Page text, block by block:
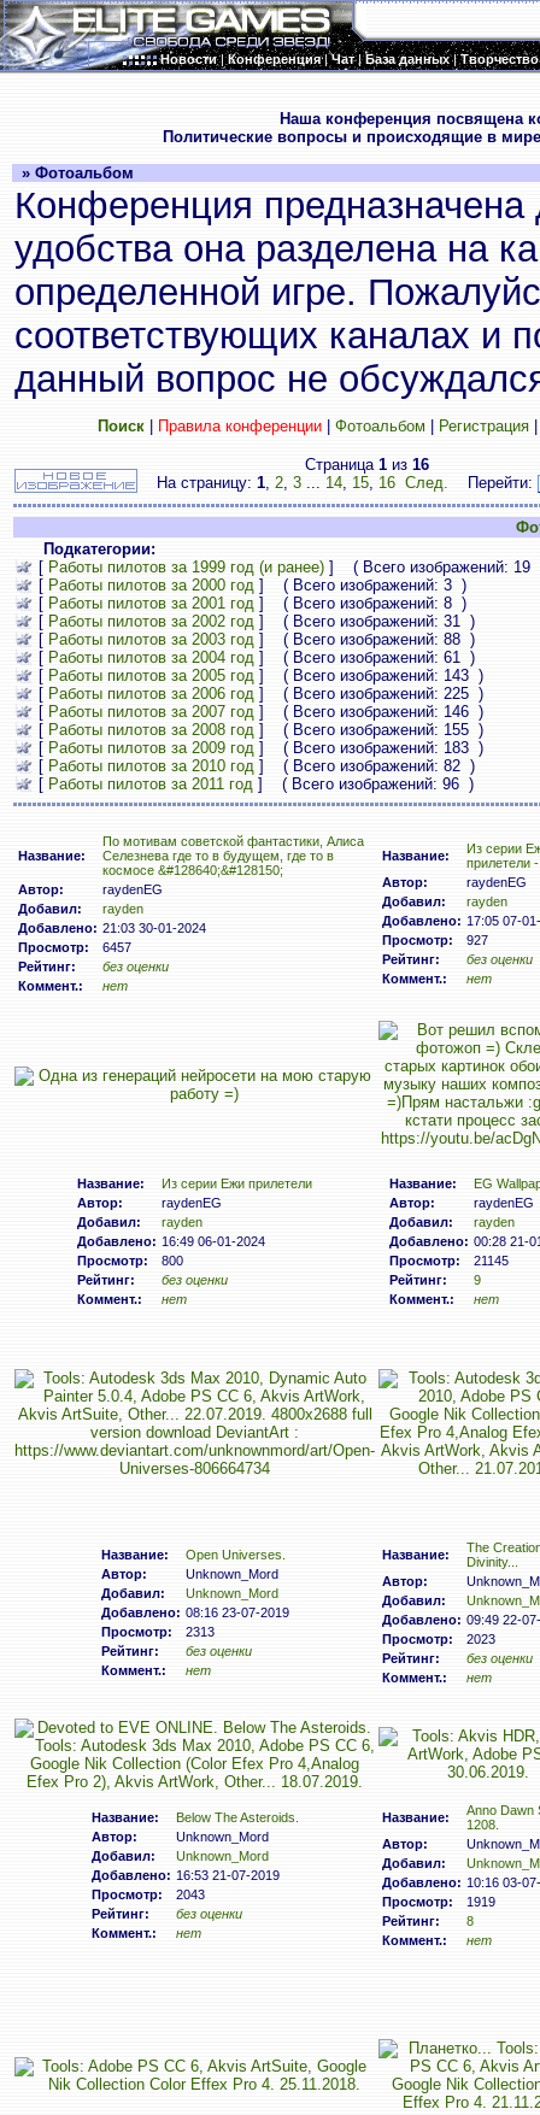
Новости|Конференция|Чат|База данных|Творчество
Наша конференция посвящена
Политические вопросы и происходящие в
» Фотоальбом
Конференция
удобства она разделена на
определенной игре.
соответствующих каналах и
данный вопрос не
Поиск| Правила конференции| Фотоальбом Регистрация
Страница 1 из 16
На страницу: 1, 2, 3... 14, 15, 16 След. Перейти:
Подкатегории:
[ Работы пилотов за 1999 год (и ранее) ] ( Всего изображений: 19
[ Работы пилотов за 2000 год ] ( Всего изображений: 3 )
[ Работы пилотов за 2001 год ] ( Всего изображений: 8 )
[ Работы пилотов за 2002 год ] ( Всего изображений: 31 )
[ Работы пилотов за 2003 год ] ( Всего изображений: 88 )
[ Работы пилотов за 2004 год ] ( Всего изображений: 61 )
[ Работы пилотов за 2005 год ] ( Всего изображений: 143 )
[ Работы пилотов за 2006 год ] ( Всего изображений: 225 )
[ Работы пилотов за 2007 год ] ( Всего изображений: 146 )
[ Работы пилотов за 2008 год ] ( Всего изображений: 155 )
[ Работы пилотов за 2009 год ] ( Всего изображений: 183 )
[ Работы пилотов за 2010 год ] ( Всего изображений: 82 )
[ Работы пилотов за 2011 год ] ( Всего изображений: 96 )
Название:
По мотивам советской фантастики, Алиса
Селезнева где то в будущем, где то в
космосе &#128640;&#128150;
Автор:
raydenEG
Добавил:
rayden
Добавлено: 21:03 30-01-2024
Просмотр:
6457
Рейтинг:
без оценки
Коммент.:
нет
Название:
Из серии
прилетели
Автор:
raydenEG
Добавил:
rayden
Добавлено: 17:05 07-
Просмотр:
927
Рейтинг:
без оценки
Коммент.:
нет
Название:
Из серии Ежи прилетели
Автор:
raydenEG
Добавил:
rayden
Добавлено: 16:49 06-01-2024
Просмотр:
800
Рейтинг:
без оценки
Коммент.:
нет
Название:
EG
Автор:
raydenEG
Добавил:
rayden
Добавлено: 00:28 21-
Просмотр:
21145
Рейтинг:
9
Коммент.:
нет
Название:
Open Universes.
Автор:
Unknown_Mord
Добавил:
Unknown_Mord
Добавлено: 08:16 23-07-2019
Просмотр:
2313
Рейтинг:
без оценки
Коммент.:
нет
Название:
The
Divinity...
Автор:
Добавил:
Добавлено: 09:49 22-
Просмотр:
2023
Рейтинг:
без оценки
Коммент.:
нет
Название:
Below The Asteroids.
Автор:
Unknown_Mord
Добавил:
Unknown_Mord
Добавлено: 16:53 21-07-2019
Просмотр:
2043
Рейтинг:
без оценки
Коммент.:
нет
Название:
Anno Dawn
1208.
Автор:
Добавил:
Добавлено: 10:16 03-
Просмотр:
1919
Рейтинг:
8
Коммент.:
нет